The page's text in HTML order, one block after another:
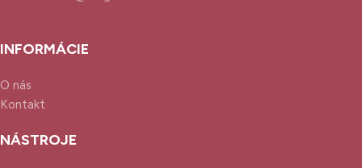
INFORMÁCIE
O nás
Kontakt
NÁSTROJE